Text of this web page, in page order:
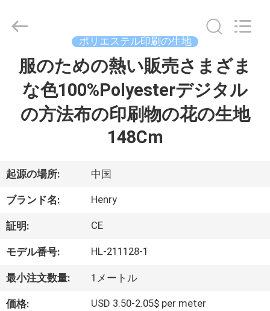
ク
ト
私
達
に
2025
Trading
ポリエステル印刷の生地
服のための熱い販売さまざま
な色100%Polyesterデジタル
の方法布の印刷物の花の生地
148Cm
起源の場所: 中国
ブランド名: Henry
証明: CE
モデル番号: HL-211128-1
最小注文数量: 1メートル
価格: USD 3.50-2.05$ per meter